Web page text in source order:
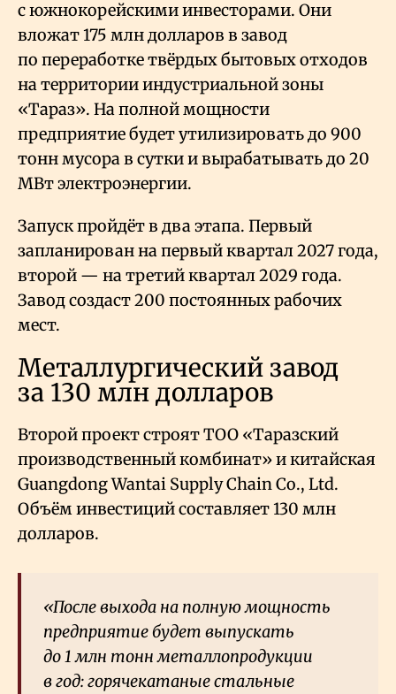
с южнокорейскими инвесторами. Они
вложат 175 млн долларов в завод
по переработке твёрдых бытовых отходов
на территории индустриальной зоны
«Тараз». На полной мощности
предприятие будет утилизировать до 900
тонн мусора в сутки и вырабатывать до 20
МВт электроэнергии.
Запуск пройдёт в два этапа. Первый
запланирован на первый квартал 2027 года,
второй — на третий квартал 2029 года.
Завод создаст 200 постоянных рабочих
мест.
Металлургический завод
за 130 млн долларов
Второй проект строят ТОО «Таразский
производственный комбинат» и китайская
Guangdong Wantai Supply Chain Co., Ltd.
Объём инвестиций составляет 130 млн
долларов.
«После выхода на полную мощность
предприятие будет выпускать
до 1 млн тонн металлопродукции
в год: горячекатаные стальные